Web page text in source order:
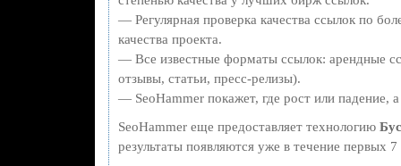
— Регулярная проверка качества ссылок по
качества проекта.
— Все известные форматы ссылок: арендные
отзывы, статьи, пресс-релизы).
— SeoHammer покажет, где рост или падение,
SeoHammer еще предоставляет технологию
результаты появляются уже в течение первых